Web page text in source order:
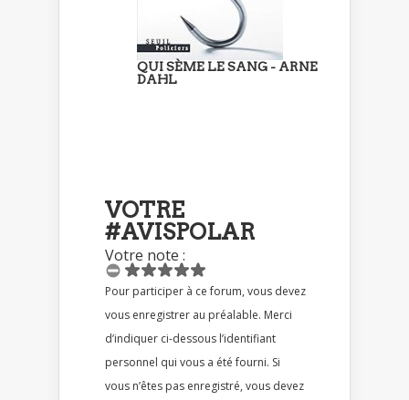
QUI SÈME LE SANG - ARNE
DAHL
VOTRE
#AVISPOLAR
Votre note :
Pour participer à ce forum, vous devez
vous enregistrer au préalable. Merci
d’indiquer ci-dessous l’identifiant
personnel qui vous a été fourni. Si
vous n’êtes pas enregistré, vous devez